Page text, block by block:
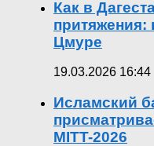
Как в
притяжения:
Цмуре
19.03.2026 16:44
Исламский
MITT-2026